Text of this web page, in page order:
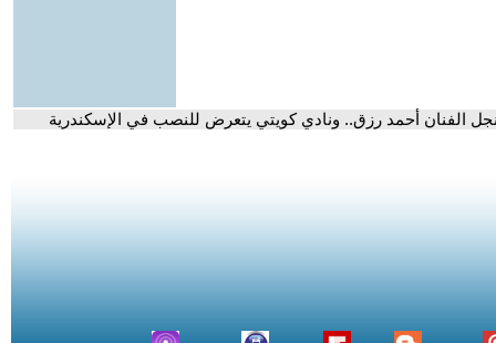
الفنان أحمد رزق.. ونادي كويتي يتعرض للنصب في الإسكندرية